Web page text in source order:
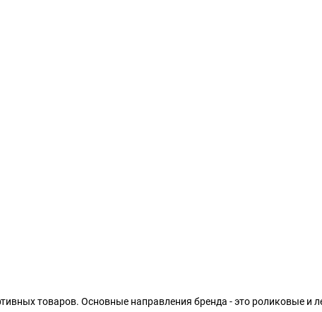
товаров. Основные направления бренда - это роликовые и